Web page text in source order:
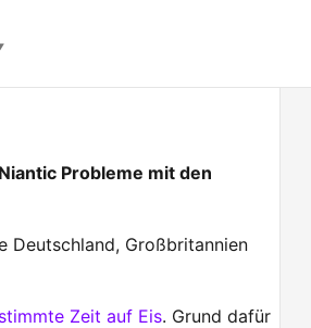
Probleme mit den
Deutschland, Großbritannien
Zeit auf Eis. Grund dafür